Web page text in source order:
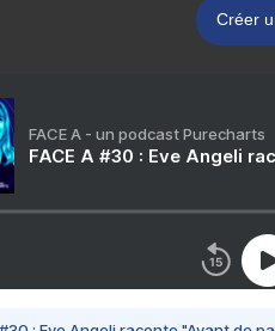
Créer
FACE A - un podcast Purecharts
FACE A #30 : Eve Angeli